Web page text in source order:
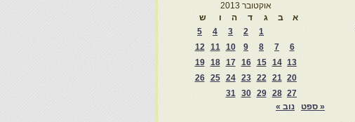
אוקטובר 2013
א
ב ג ד ה ו
ש
1
2
3
4
5
6
7
8
9
10
11
12
13
14
15
16
17
18
19
20
21
22
23
24
25
26
27
28
29
30
31
« ספט
נוב »